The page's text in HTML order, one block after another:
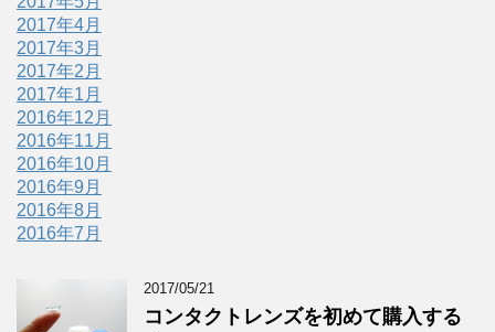
2017年4月
2017年3月
2017年2月
2017年1月
2016年12月
2016年11月
2016年10月
2016年9月
2016年8月
2016年7月
2017/05/21
コンタクトレンズを初めて購入する